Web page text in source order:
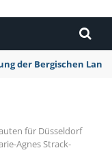
der Bergischen
für Düsseldorf
Agnes Strack-